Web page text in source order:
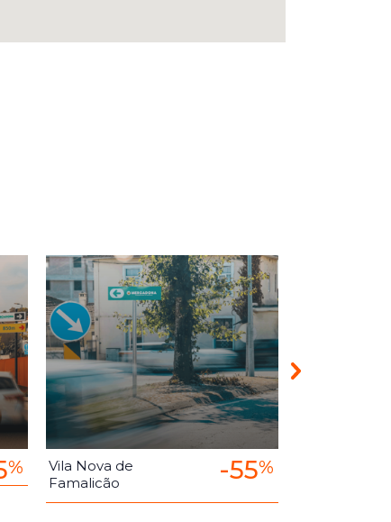
%
Vila Nova de
Famalicão
-55%